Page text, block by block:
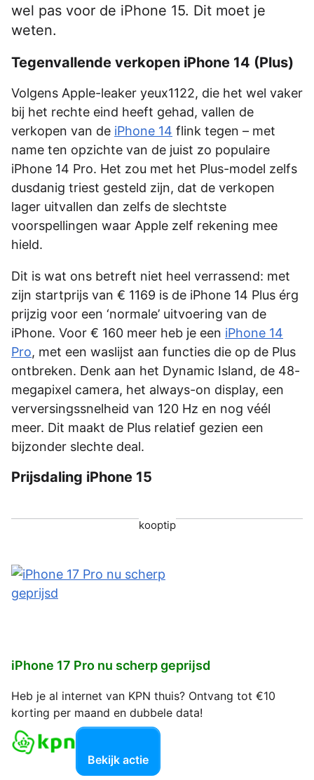
wel pas voor de iPhone 15. Dit moet je
weten.
Tegenvallende verkopen iPhone 14 (Plus)
Volgens Apple-leaker yeux1122, die het wel vaker
bij het rechte eind heeft gehad, vallen de
verkopen van de iPhone 14 flink tegen – met
name ten opzichte van de juist zo populaire
iPhone 14 Pro. Het zou met het Plus-model zelfs
dusdanig triest gesteld zijn, dat de verkopen
lager uitvallen dan zelfs de slechtste
voorspellingen waar Apple zelf rekening mee
hield.
Dit is wat ons betreft niet heel verrassend: met
zijn startprijs van € 1169 is de iPhone 14 Plus érg
prijzig voor een ‘normale’ uitvoering van de
iPhone. Voor € 160 meer heb je een iPhone 14
Pro, met een waslijst aan functies die op de Plus
ontbreken. Denk aan het Dynamic Island, de 48-
megapixel camera, het always-on display, een
verversingssnelheid van 120 Hz en nog véél
meer. Dit maakt de Plus relatief gezien een
bijzonder slechte deal.
Prijsdaling iPhone 15
kooptip
iPhone 17 Pro nu scherp geprijsd
Heb je al internet van KPN thuis? Ontvang tot €10
korting per maand en dubbele data!
Bekijk actie